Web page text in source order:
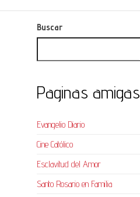
Buscar
Paginas amigas
Evangelio Diario
Cine Católico
Esclavitud del Amor
Santo Rosario en Familia